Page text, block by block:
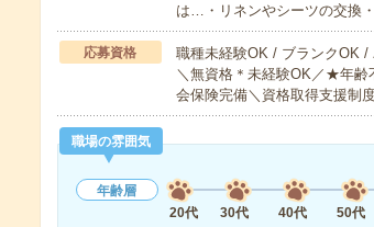
は…・リネンやシーツの交換
応募資格
職種未経験OK / ブランクOK
＼無資格＊未経験OK／★年
会保険完備＼資格取得支援制
職場の雰囲気
年齢層
20代
30代 40代 50代